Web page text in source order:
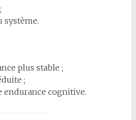
système.
plus stable ;
;
endurance cognitive.